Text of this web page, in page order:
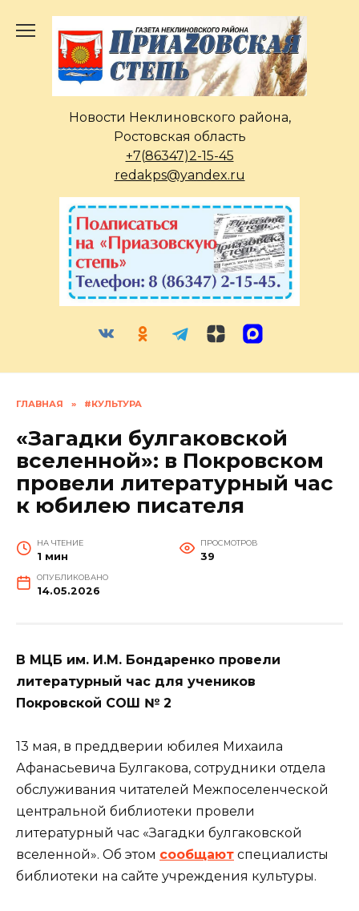
содержанию
Новости Неклиновского района,
Ростовская область
+7(86347)2-15-45
redakps@yandex.ru
ГЛАВНАЯ » #КУЛЬТУРА
«Загадки булгаковской
вселенной»: в Покровском
провели литературный час
к юбилею писателя
НА ЧТЕНИЕ
1 мин
ПРОСМОТРОВ
39
ОПУБЛИКОВАНО
14.05.2026
В МЦБ им. И.М. Бондаренко провели
литературный час для учеников
Покровской СОШ № 2
13 мая, в преддверии юбилея Михаила
Афанасьевича Булгакова, сотрудники отдела
обслуживания читателей Межпоселенческой
центральной библиотеки провели
литературный час «Загадки булгаковской
вселенной». Об этом сообщают специалисты
библиотеки на сайте учреждения культуры.